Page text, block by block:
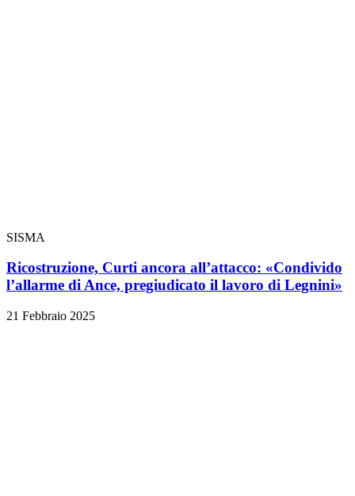
SISMA
Ricostruzione, Curti ancora all’attacco: «Condivido
l’allarme di Ance, pregiudicato il lavoro di Legnini»
21 Febbraio 2025